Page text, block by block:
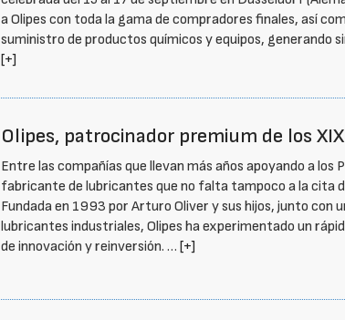
a Olipes con toda la gama de compradores finales, así
suministro de productos químicos y equipos, generando
[+]
Olipes, patrocinador premium de los
Entre las compañías que llevan más años apoyando a los
fabricante de lubricantes que no falta tampoco a la cita
Fundada en 1993 por Arturo Oliver y sus hijos, junto con
lubricantes industriales, Olipes ha experimentado un
de innovación y reinversión. …[+]